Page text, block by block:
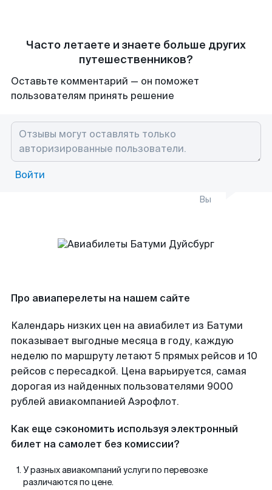
Часто летаете и знаете больше других
путешественников?
Оставьте комментарий — он поможет
пользователям принять решение
Войти
Вы
Про авиаперелеты на нашем сайте
Календарь низких цен на авиабилет из Батуми
показывает выгодные месяца в году, каждую
неделю по маршруту летают 5 прямых рейсов и 10
рейсов с пересадкой. Цена варьируется, самая
дорогая из найденных пользователями 9000
рублей авиакомпанией Аэрофлот.
Как еще сэкономить используя электронный
билет на самолет без комиссии?
У разных авиакомпаний услуги по перевозке
различаются по цене.